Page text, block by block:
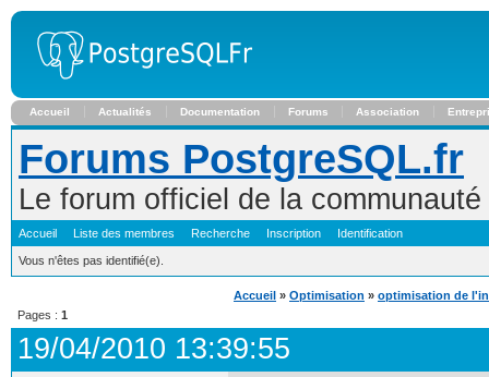
Accueil Actualités Documentation Forums Association
Forums PostgreSQL.fr
Le forum officiel de la
Accueil Liste des membres Recherche Inscription Identification
Vous n'êtes pas identifié(e).
Accueil » Optimisation » optimisation de
Pages : 1
19/04/2010 13:39:55